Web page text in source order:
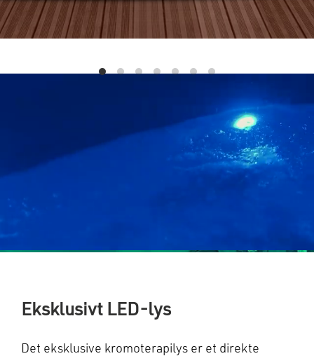
Eksklusivt LED-lys
Det eksklusive kromoterapilys er et direkte